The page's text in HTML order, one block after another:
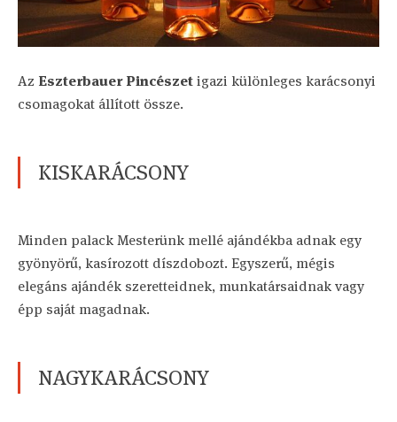
Az Eszterbauer Pincészetigazi különleges karácsonyi
csomagokat állított össze.
KISKARÁCSONY
Minden palack Mesterünk mellé ajándékba adnak egy
gyönyörű, kasírozott díszdobozt. Egyszerű, mégis
elegáns ajándék szeretteidnek, munkatársaidnak vagy
épp saját magadnak.
NAGYKARÁCSONY